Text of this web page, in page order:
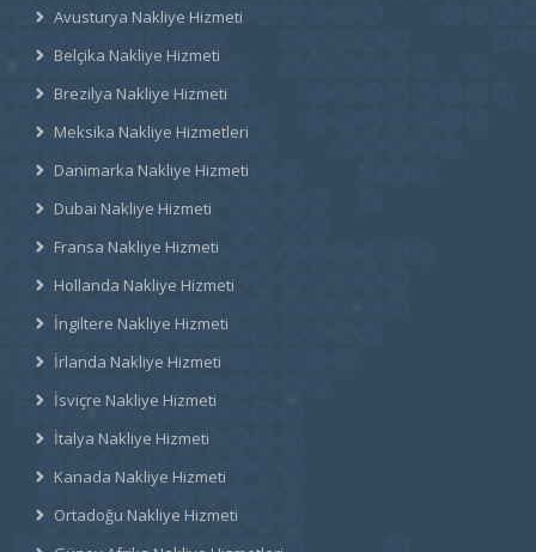
Avusturya Nakliye Hizmeti
Belçika Nakliye Hizmeti
Brezilya Nakliye Hizmeti
Meksika Nakliye Hizmetleri
Danimarka Nakliye Hizmeti
Dubai Nakliye Hizmeti
Fransa Nakliye Hizmeti
Hollanda Nakliye Hizmeti
İngiltere Nakliye Hizmeti
İrlanda Nakliye Hizmeti
İsviçre Nakliye Hizmeti
İtalya Nakliye Hizmeti
Kanada Nakliye Hizmeti
Ortadoğu Nakliye Hizmeti